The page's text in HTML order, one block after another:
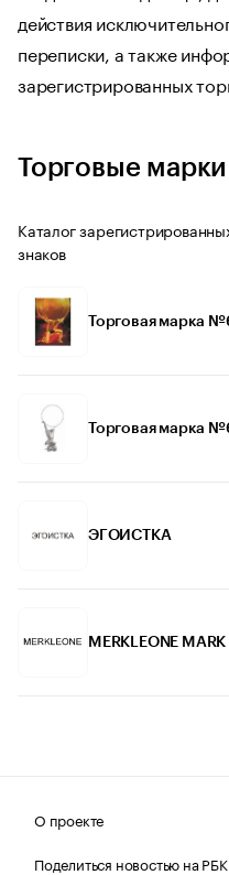
действия
переписки, а также
зарегистрированных
Торговые марки
Каталог
знаков
Торговая марка
Торговая марка
ЭГОИСТКА
MERKLEONE MARK
О проекте
Поделиться новостью на РБК